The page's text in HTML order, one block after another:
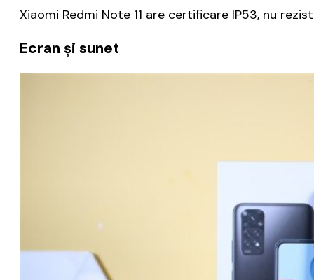
Xiaomi Redmi Note 11 are certificare IP53, nu
Ecran și sunet